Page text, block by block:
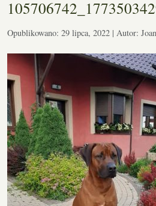
Opublikowano: 29 lipca, 2022 | Autor: